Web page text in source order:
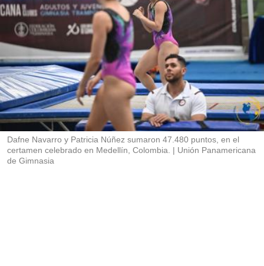
d
e
c
o
m
p
a
r
t
i
Dafne Navarro y Patricia Núñez sumaron 47.480 puntos, en el
certamen celebrado en Medellín, Colombia.
Unión Panamericana
de Gimnasia